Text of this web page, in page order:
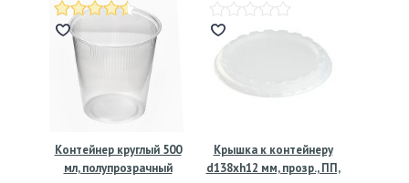
Контейнер круглый 500
мл, полупрозрачный
Крышка к контейнеру
d138хh12 мм, прозр., ПП,